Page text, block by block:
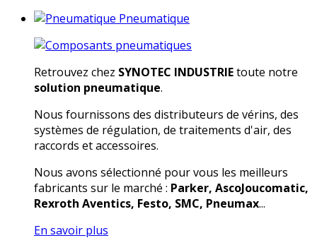
Pneumatique
Retrouvez chez SYNOTEC INDUSTRIEtoute notre
solution pneumatique.
Nous fournissons des distributeurs de vérins, des
systèmes de régulation, de traitements d'air, des
raccords et accessoires.
Nous avons sélectionné pour vous les meilleurs
fabricants sur le marché : Parker, AscoJoucomatic,
Rexroth Aventics, Festo, SMC, Pneumax...
En savoir plus